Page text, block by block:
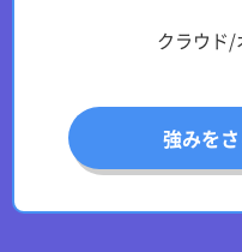
クラウド/
強みを